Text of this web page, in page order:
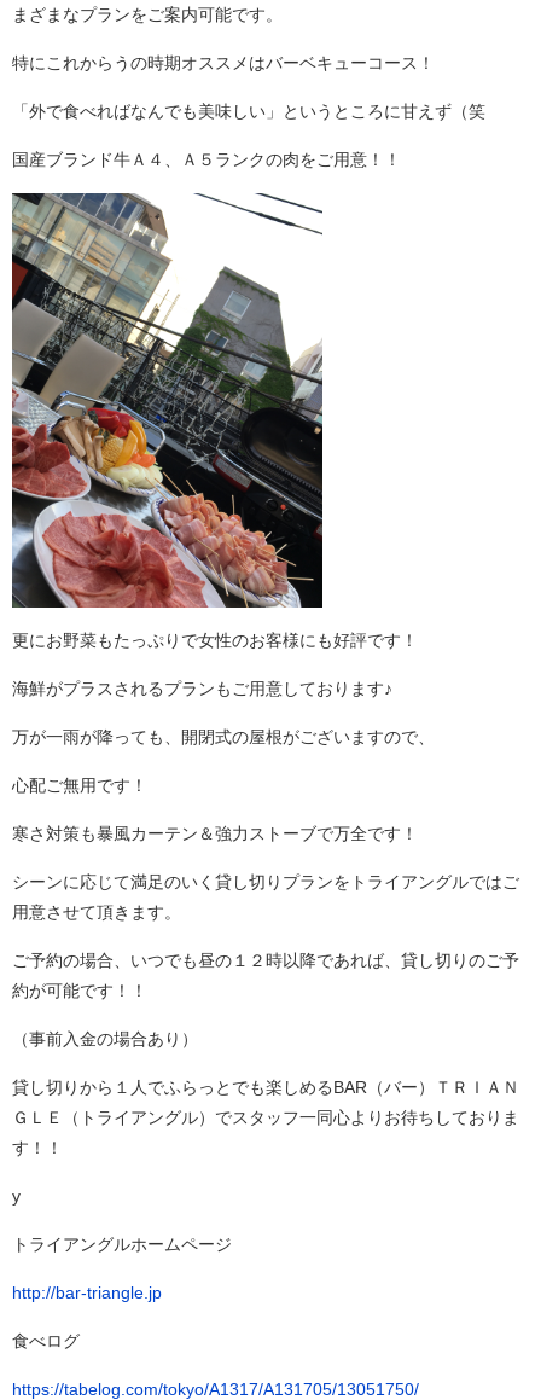
まざまなプランをご案内可能です。
特にこれからうの時期オススメはバーベキューコース！
「外で食べればなんでも美味しい」というところに甘えず（笑
国産ブランド牛Ａ４、Ａ５ランクの肉をご用意！！
更にお野菜もたっぷりで女性のお客様にも好評です！
海鮮がプラスされるプランもご用意しております♪
万が一雨が降っても、開閉式の屋根がございますので、
心配ご無用です！
寒さ対策も暴風カーテン＆強力ストーブで万全です！
シーンに応じて満足のいく貸し切りプランをトライアングルではご
用意させて頂きます。
ご予約の場合、いつでも昼の１２時以降であれば、貸し切りのご予
約が可能です！！
（事前入金の場合あり）
貸し切りから１人でふらっとでも楽しめるBAR（バー）ＴＲＩＡＮ
ＧＬＥ（トライアングル）でスタッフ一同心よりお待ちしておりま
す！！
y
トライアングルホームページ
http://bar-triangle.jp
食べログ
https://tabelog.com/tokyo/A1317/A131705/13051750/